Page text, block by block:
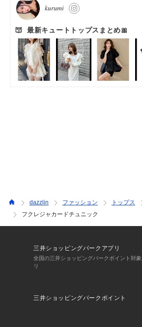
dazzlin ファッション トップス
フクレジャカードチュニック
三井ショッピングパークアプリ
全国の三井ショッピングパークポイント対
リ
三井ショッピングパークポイント